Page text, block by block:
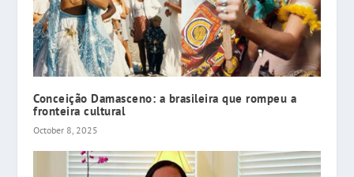
Conceição Damasceno: a brasileira que rompeu a
fronteira cultural
October 8, 2025